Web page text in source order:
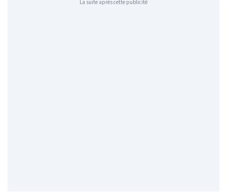
La suite après cette publicité